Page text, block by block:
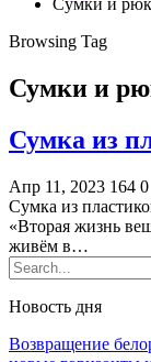
Сумки и
Browsing Tag
Сумки и
Сумка из
Апр 11, 2023 164 0
Сумка из
«Вторая жизнь
живём в…
Новость дня
Возвращение